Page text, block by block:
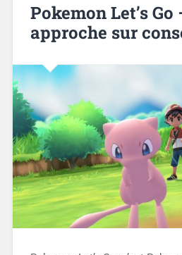
Pokemon Let’s
approche sur